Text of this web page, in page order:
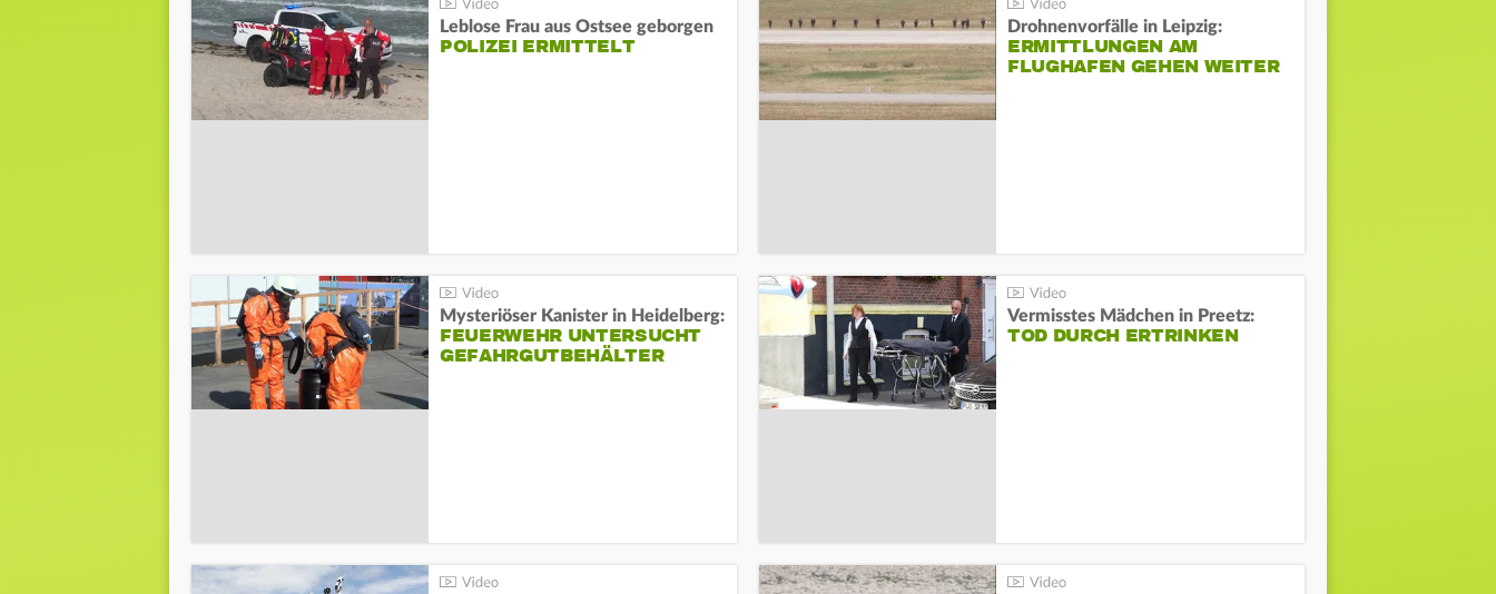
Leblose Frau aus Ostsee geborgen
POLIZEI ERMITTELT
Drohnenvorfälle in Leipzig:
ERMITTLUNGEN AM
FLUGHAFEN GEHEN WEITER
Mysteriöser Kanister in Heidelberg:
FEUERWEHR UNTERSUCHT
GEFAHRGUTBEHÄLTER
Vermisstes Mädchen in Preetz:
TOD DURCH ERTRINKEN